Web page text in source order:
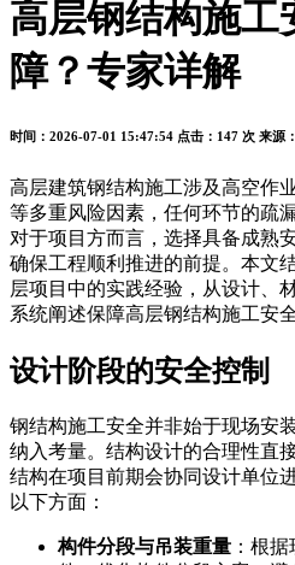
高层钢结构施工
障？专家详解
时间：2026-07-01 15:47:54 点击：147 次 来源
高层建筑钢结构施工涉及高空作
等多重风险因素，任何环节的疏
对于项目方而言，选择具备成熟
确保工程顺利推进的前提。本文
层项目中的实践经验，从设计、
系统阐述保障高层钢结构施工安
设计阶段的安全控制
钢结构施工安全并非始于现场安
纳入考量。结构设计的合理性直
结构在项目前期会协同设计单位
以下方面：
构件分段与吊装重量 ：根